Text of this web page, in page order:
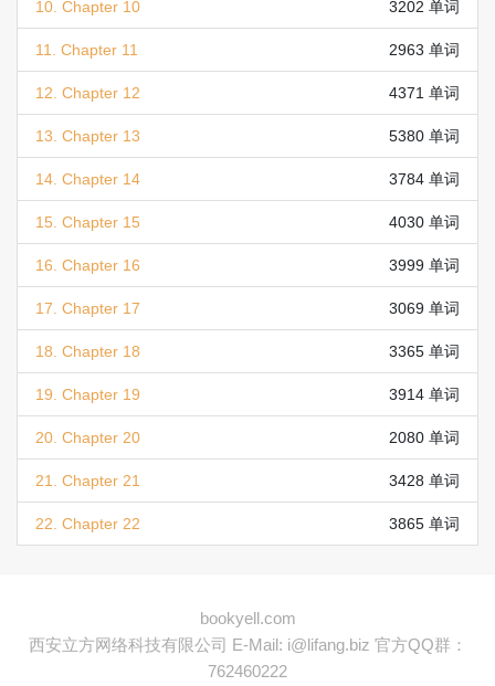
10. Chapter 10 3202 单词
11. Chapter 11 2963 单词
12. Chapter 12 4371 单词
13. Chapter 13 5380 单词
14. Chapter 14 3784 单词
15. Chapter 15 4030 单词
16. Chapter 16 3999 单词
17. Chapter 17 3069 单词
18. Chapter 18 3365 单词
19. Chapter 19 3914 单词
20. Chapter 20 2080 单词
21. Chapter 21 3428 单词
22. Chapter 22 3865 单词
bookyell.com
西安立方网络科技有限公司 E-Mail: i@lifang.biz 官方QQ群：
762460222